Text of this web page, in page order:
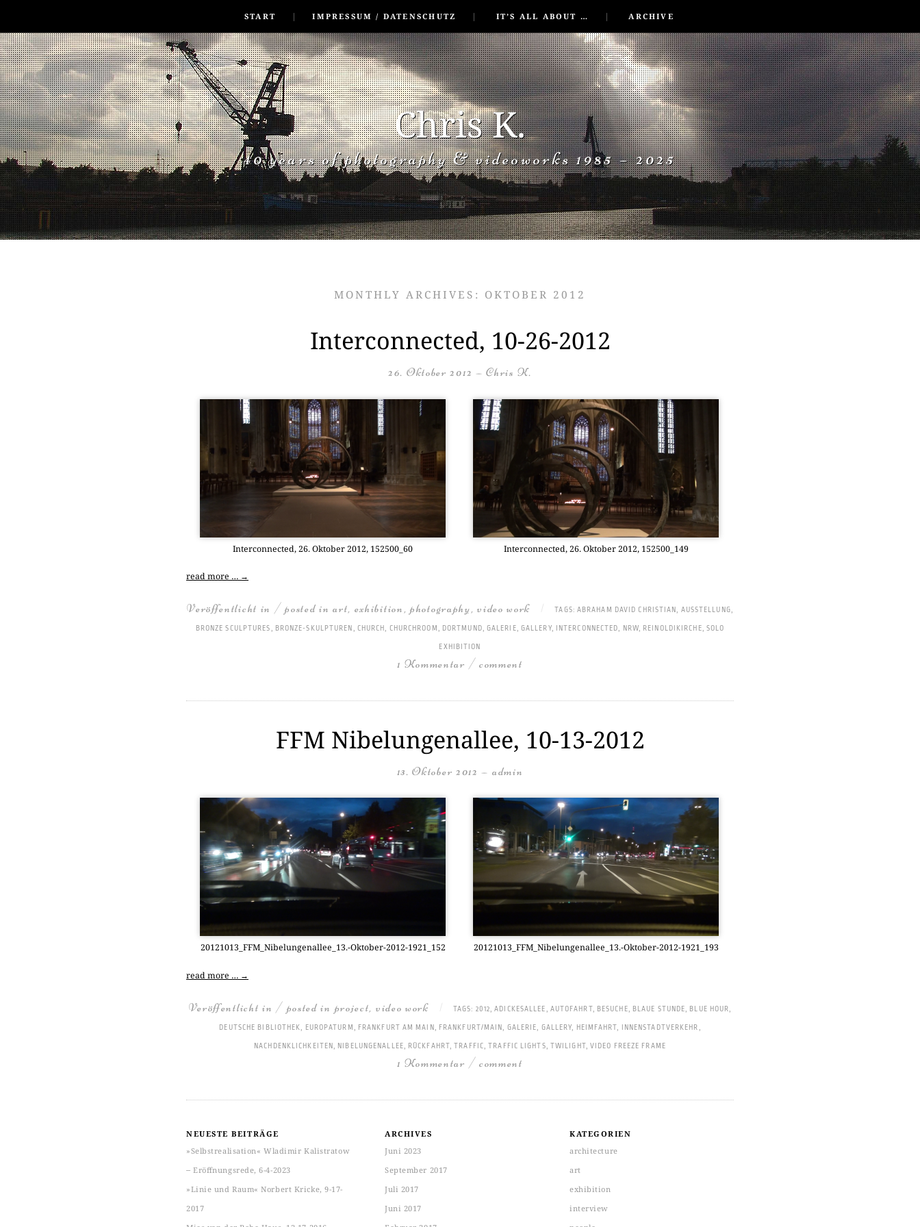
START
IMPRESSUM / DATENSCHUTZ IT’S ALL ABOUT … ARCHIVE
Chris K.
40 years of photography & videoworks 1985 – 2025
MONTHLY ARCHIVES: OKTOBER 2012
Interconnected, 10-26-2012
26. Oktober 2012 —Chris K.
Inter­con­nec­ted, 26. Okto­ber 2012, 152500_60 Inter­con­nec­ted, 26. Okto­ber 2012, 152500_149
read more … →
Veröffentlicht in / posted inart, exhibition,photography,video work TAGS: ABRAHAM DAVID CHRISTIAN, AUSSTELLUNG,
BRONZE SCULPTURES, BRONZE-SKULPTUREN , CHURCH, CHURCHROOM , DORTMUND, GALERIE, GALLERY, INTERCONNECTED, NRW, REINOLDIKIRCHE, SOLO
EXHIBITION
1 Kommentar / comment
FFM Nibelungenallee, 10-13-2012
13. Oktober 2012 — admin
20121013_FFM_Nibelungenallee_13.-Oktober-2012-1921_152 20121013_FFM_Nibelungenallee_13.-Oktober-2012-1921_193
read more … →
Veröffentlicht in / posted in project, video work TAGS: 2012,ADICKESALLEE, AUTOFAHRT, BESUCHE, BLAUE STUNDE, BLUE HOUR,
DEUTSCHE BIBLIOTHEK, EUROPATURM , FRANKFURT AM MAIN, FRANKFURT/MAIN, GALERIE, GALLERY, HEIMFAHRT, INNENSTADTVERKEHR,
NACHDENKLICHKEITEN, NIBELUNGENALLEE, RÜCKFAHRT,TRAFFIC,TRAFFIC LIGHTS, TWILIGHT, VIDEO FREEZE FRAME
1 Kommentar / comment
NEUESTE BEITRÄGE
»Selbstrealisation« Wladimir Kalistratow
‒ Eröffnungsrede, 6-4-2023
»Linie und Raum« Norbert Kricke, 9-17-
2017
ARCHIVES
Juni 2023
September 2017
Juli 2017
Juni 2017
KATEGORIEN
architecture
art
exhibition
interview